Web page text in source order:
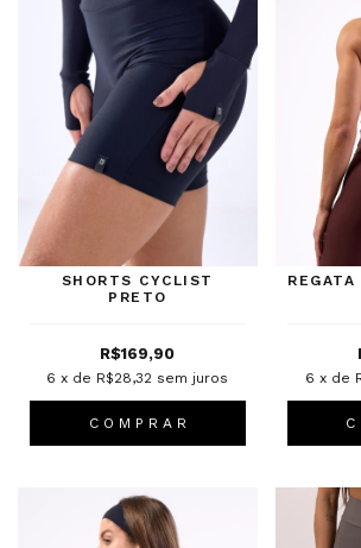
SHORTS CYCLIST
PRETO
R$169,90
6 x de R$28,32 sem juros
C O M P R A R
6 x de
C